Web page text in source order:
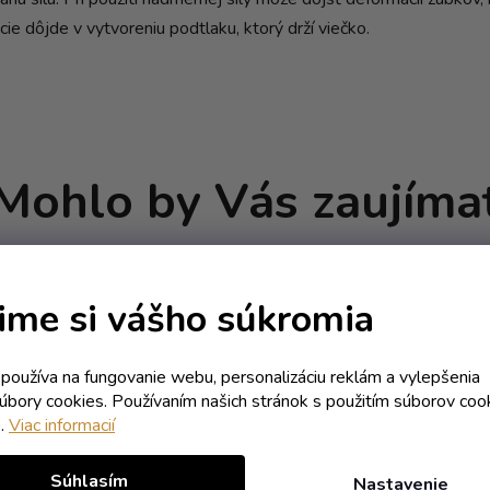
si vášho súkromia
na fungovanie webu, personalizáciu reklám a vylepšenia
cookies. Používaním našich stránok s použitím súborov
Viac informacií
Nastavenie
Súhlasím
dôjde v vytvoreniu podtlaku, ktorý drží viečko.
by Vás